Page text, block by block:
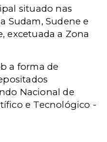
situado nas
Sudam, Sudene e
excetuada a Zona
a forma de
Nacional de
e Tecnológico -